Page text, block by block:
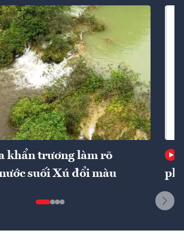
khẩn trương làm rõ
suối Xú đổi màu
phí